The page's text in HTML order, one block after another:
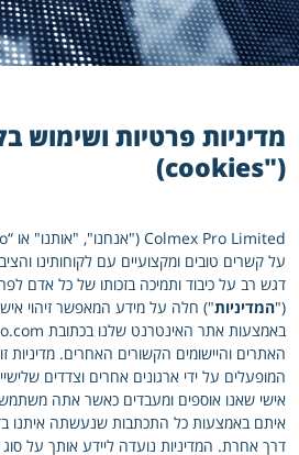
מדיניות פרטיות ושימוש
("cookies)
על קשרים טובים ומקצועיים עם לקוחותינו
דגש רב על כיבוד ותמיכה בזכותו של כל אדם
("המדיניות") חלה על מידע המאפשר זיהוי
האתרים והיישומים הקשורים האחרים. מדיניות
המופעלים על ידי ארגונים אחרים וצדדים
אישי שאנו אוספים ומעבדים כאשר אתה
איתם באמצעות כל התכתבות שנעשתה איתנו
דרך אחרת. המדיניות נועדה ליידע אותך על